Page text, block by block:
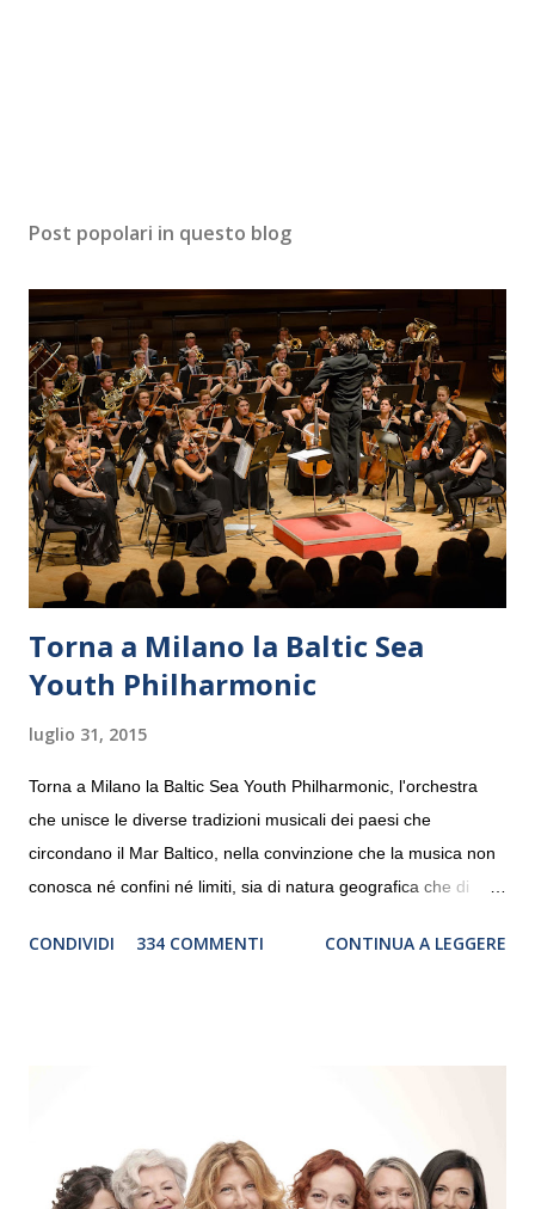
Post popolari in questo blog
Torna a Milano la Baltic Sea
Youth Philharmonic
luglio 31, 2015
Torna a Milano la Baltic Sea Youth Philharmonic, l'orchestra
che unisce le diverse tradizioni musicali dei paesi che
circondano il Mar Baltico, nella convinzione che la musica non
conosca né confini né limiti, sia di natura geografica che di
debutterà il 10 settembre a Heiden, in Germania, e toccherà, in
“Settembre dell’Accademia” dove si esibirà per il secondo anno
consecutivo. Il pubblico milanese avrà il piacere di applaudire i
CONDIVIDI 334 COMMENTI CONTINUA A LEGGERE